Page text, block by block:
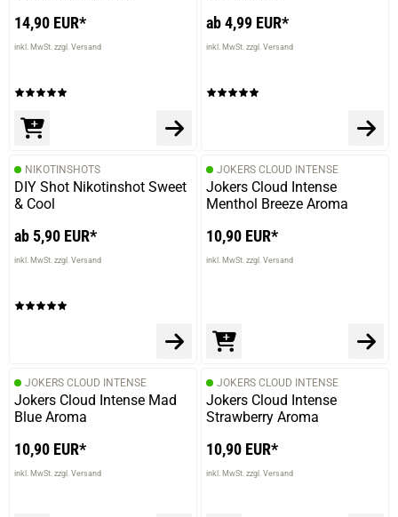
prev
14,90 EUR*
inkl. MwSt. zzgl. Versand
ab 4,99 EUR*
inkl. MwSt. zzgl. Versand
NIKOTINSHOTS
DIY Shot Nikotinshot Sweet
& Cool
ab 5,90 EUR*
inkl. MwSt. zzgl. Versand
JOKERS CLOUD INTENSE
Jokers Cloud Intense
Menthol Breeze Aroma
10,90 EUR*
inkl. MwSt. zzgl. Versand
JOKERS CLOUD INTENSE
Jokers Cloud Intense Mad
Blue Aroma
10,90 EUR*
inkl. MwSt. zzgl. Versand
JOKERS CLOUD INTENSE
Jokers Cloud Intense
Strawberry Aroma
10,90 EUR*
inkl. MwSt. zzgl. Versand